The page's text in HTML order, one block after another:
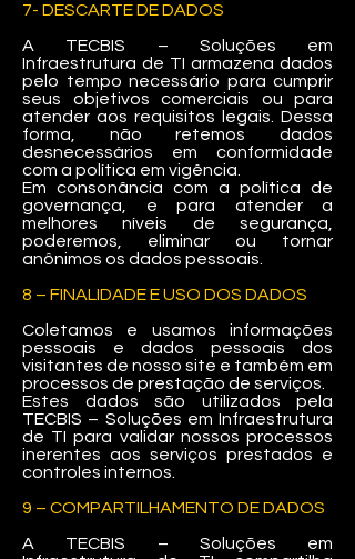
7- DESCARTE DE DADOS
A TECBIS – Soluções em
Infraestrutura de TI armazena dados
pelo tempo necessário para cumprir
seus objetivos comerciais ou para
atender aos requisitos legais. Dessa
forma, não retemos dados
desnecessários em conformidade
com a política em vigência.
Em consonância com a política de
governança, e para atender a
melhores níveis de segurança,
poderemos, eliminar ou tornar
anônimos os dados pessoais.
8 – FINALIDADE E USO DOS DADOS
Coletamos e usamos informações
pessoais e dados pessoais dos
visitantes de nosso site e também em
processos de prestação de serviços.
Estes dados são utilizados pela
TECBIS – Soluções em Infraestrutura
de TI para validar nossos processos
inerentes aos serviços prestados e
controles internos.
9 – COMPARTILHAMENTO DE DADOS
A TECBIS – Soluções em